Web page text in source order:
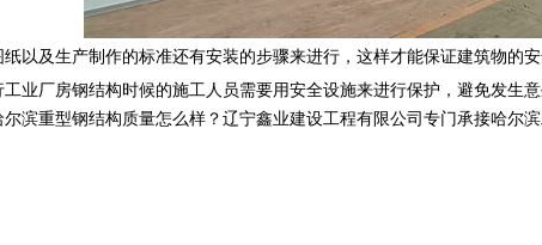
以及生产制作的标准还有安装的步骤来进行，这样才能保证建筑物
业厂房钢结构时候的施工人员需要用安全设施来进行保护，避免发生意
滨重型钢结构质量怎么样？辽宁鑫业建设工程有限公司专门承接哈